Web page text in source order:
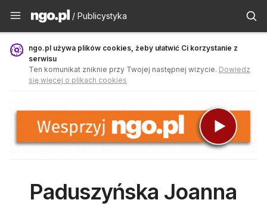
Publicystyka - ngo.pl
/ Publicystyka
ngo.pl używa plików cookies, żeby ułatwić Ci korzystanie z
serwisu
Ten komunikat zniknie przy Twojej następnej wizycie. Dowiedz
się więcej o plikach cookies
Paduszyńska Joanna